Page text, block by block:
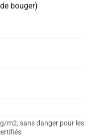
bouger)
m2, sans danger pour les